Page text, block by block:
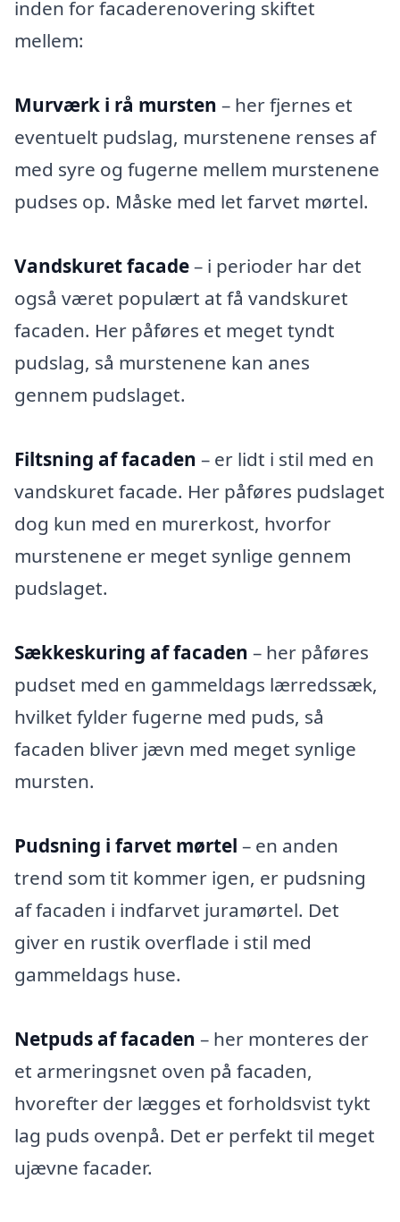
inden for facaderenovering skiftet
mellem:
Murværk i rå mursten – her fjernes et
eventuelt pudslag, murstenene renses af
med syre og fugerne mellem murstenene
pudses op. Måske med let farvet mørtel.
Vandskuret facade– i perioder har det
også været populært at få vandskuret
facaden. Her påføres et meget tyndt
pudslag, så murstenene kan anes
gennem pudslaget.
Filtsning af facaden – er lidt i stil med en
vandskuret facade. Her påføres pudslaget
dog kun med en murerkost, hvorfor
murstenene er meget synlige gennem
pudslaget.
Sækkeskuring af facaden – her påføres
pudset med en gammeldags lærredssæk,
hvilket fylder fugerne med puds, så
facaden bliver jævn med meget synlige
mursten.
Pudsning i farvet mørtel – en anden
trend som tit kommer igen, er pudsning
af facaden i indfarvet juramørtel. Det
giver en rustik overflade i stil med
gammeldags huse.
Netpuds af facaden – her monteres der
et armeringsnet oven på facaden,
hvorefter der lægges et forholdsvist tykt
lag puds ovenpå. Det er perfekt til meget
ujævne facader.